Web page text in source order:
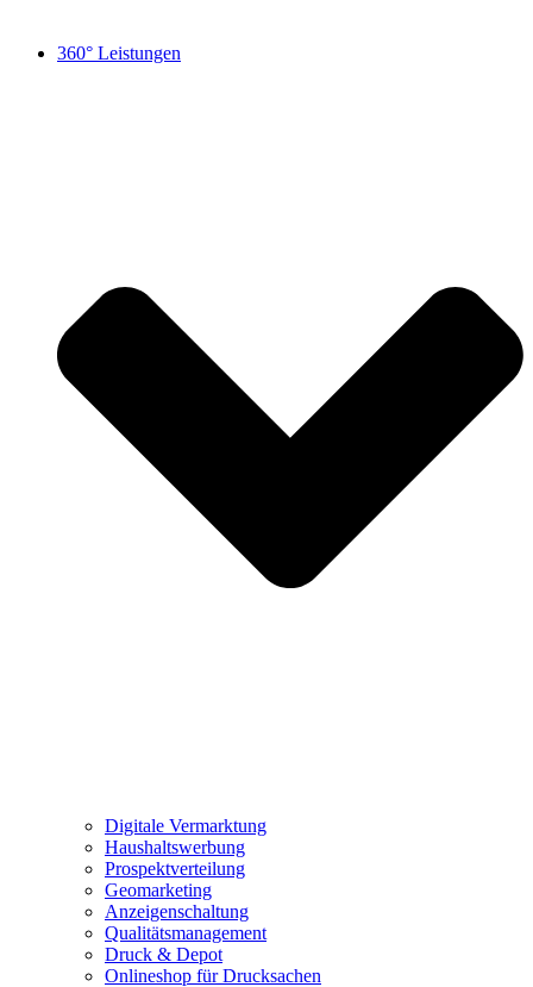
360° Leistungen
Digitale Vermarktung
Haushaltswerbung
Prospektverteilung
Geomarketing
Anzeigenschaltung
Qualitätsmanagement
Druck & Depot
Onlineshop für Drucksachen